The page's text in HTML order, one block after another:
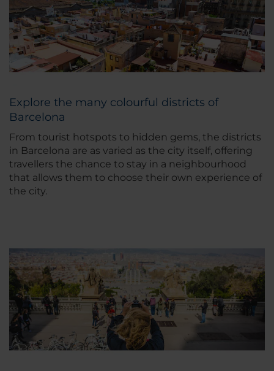
Explore the many colourful districts of
Barcelona
From tourist hotspots to hidden gems, the districts
in Barcelona are as varied as the city itself, offering
travellers the chance to stay in a neighbourhood
that allows them to choose their own experience of
the city.